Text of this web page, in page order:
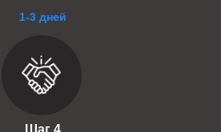
1-3 дней
Шаг 4